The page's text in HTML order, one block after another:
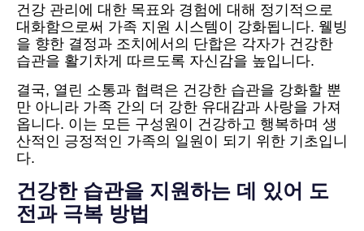
건강 관리에 대한 목표와 경험에 대해 정기적으로
대화함으로써 가족 지원 시스템이 강화됩니다. 웰빙
을 향한 결정과 조치에서의 단합은 각자가 건강한
습관을 활기차게 따르도록 자신감을 높입니다.
결국, 열린 소통과 협력은 건강한 습관을 강화할 뿐
만 아니라 가족 간의 더 강한 유대감과 사랑을 가져
옵니다. 이는 모든 구성원이 건강하고 행복하며 생
산적인 긍정적인 가족의 일원이 되기 위한 기초입니
다.
건강한 습관을 지원하는 데 있어 도
전과 극복 방법